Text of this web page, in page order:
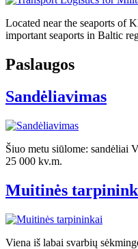
Located near the seaports of
important seaports in Baltic
Paslaugos
Sandėliavimas
Šiuo metu siūlome: sandėliai
25 000 kv.m.
Muitinės
Viena iš labai svarbių